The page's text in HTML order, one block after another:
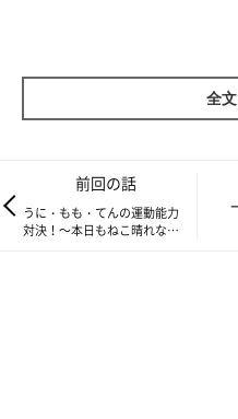
うにの足はですね、パッと見
なかったですけど、実は結構
小さかったです。
でも体型は、猫の平均レベル
大きく丸いボディーに、細く
全
前回の話
うに・もも・てんの運動能力
対決！～本日もねこ晴れなり